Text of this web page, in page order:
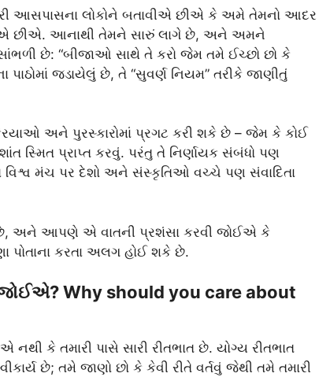
આસપાસના લોકોને બતાવીએ છીએ કે અમે તેમનો આદર
છીએ. આનાથી તેમને સારું લાગે છે, અને અમને
છે: “બીજાઓ સાથે તે કરો જેમ તમે ઈચ્છો છો કે
જડાયેલું છે, તે “સુવર્ણ નિયમ” તરીકે જાણીતું
અને પુરસ્કારોમાં પ્રગટ કરી શકે છે – જેમ કે કોઈ
સ્મિત પ્રાપ્ત કરવું. પરંતુ તે નિર્ણાયક સંબંધો પણ
મંચ પર દેશો અને સંસ્કૃતિઓ વચ્ચે પણ સંવાદિતા
અને આપણે એ વાતની પ્રશંસા કરવી જોઈએ કે
કરતા અલગ હોઈ શકે છે.
જોઈએ? Why should you care about
નથી કે તમારી પાસે સારી રીતભાત છે. યોગ્ય રીતભાત
છે; તમે જાણો છો કે કેવી રીતે વર્તવું જેથી તમે તમારી